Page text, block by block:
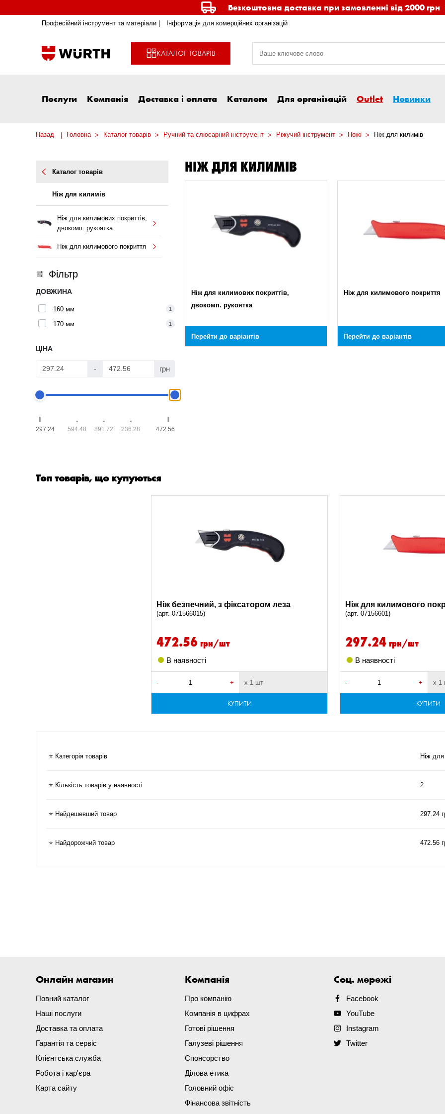
Безкоштовна доставка при замовленні від 2000 грн
Професійний інструмент та матеріали | Інформація для комерційних організацій
КАТАЛОГ ТОВАРІВ
Послуги Компанія Доставка і оплата Каталоги Для організацій Outlet Новинки
Назад Головна Каталог товарів Ручний та слюсарний інструмент Ріжучий інструмент Ножі Ніж для килимів
Каталог товарів
Ніж для килимів
Ніж для килимових покриттів,
двокомп. рукоятка
Ніж для килимового покриття
Фільтр
ДОВЖИНА
160 мм 1
170 мм 1
ЦІНА
- грн
297.24 594.48 891.72 236.28 472.56
НІЖ ДЛЯ КИЛИМІВ
Ніж для килимових покриттів,
двокомп. рукоятка
Перейти до варіантів
Ніж для килимового покриття
Перейти до варіантів
Топ товарів, що купуються
Ніж безпечний, з фіксатором леза
(арт. 071566015)
472.56 грн/шт
В наявності
- + х 1 шт
КУПИТИ
Ніж для килимового
(арт. 07156601)
297.24 грн/шт
В наявності
- + х 1
КУПИТИ
⭐ Категорія товарів Ніж
⭐ Кількість товарів у наявності 2
⭐ Найдешевший товар 297.24
⭐ Найдорожчий товар 472.56
Онлайн магазин
Повний каталог
Наші послуги
Доставка та оплата
Гарантія та сервіс
Клієнтська служба
Робота і кар'єра
Карта сайту
Компанія
Про компанію
Компанія в цифрах
Готові рішення
Галузеві рішення
Спонсорство
Ділова етика
Головний офіс
Фінансова звітність
Соц. мережі
Facebook
YouTube
Instagram
Twitter